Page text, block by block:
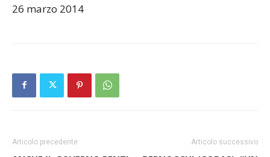
26 marzo 2014
Articolo precedente Articolo successivo